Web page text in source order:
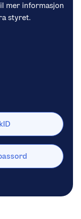
mer informasjon
styret.